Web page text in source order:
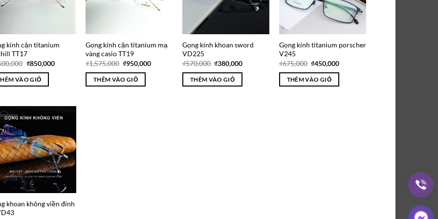
kính cận titanium
TT17
Giá
là:
₫1,500,000.
₫850,000Giá
VÀO GIỎ
Gọng kính cận titanium mạ
vàng casio TT19
₫1,575,000 Giá
là:
₫1,575,000.
₫950,000Giá
THÊM VÀO GIỎ
Gọng kính khoan sword
VD225
₫570,000 Giá
là:
₫570,000.
₫380,000Giá
THÊM VÀO GIỎ
Gọng kính titanium porscher
V245
₫675,000 Giá
là:
₫675,000.
₫450,000Giá
THÊM VÀO GIỎ
giá!
Wishlist
khoan không viền đính